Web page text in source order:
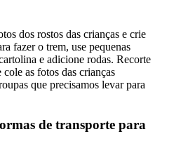
dos rostos das crianças e crie
fazer o trem, use pequenas
e adicione rodas. Recorte
cole as fotos das crianças
que precisamos levar para
de transporte para